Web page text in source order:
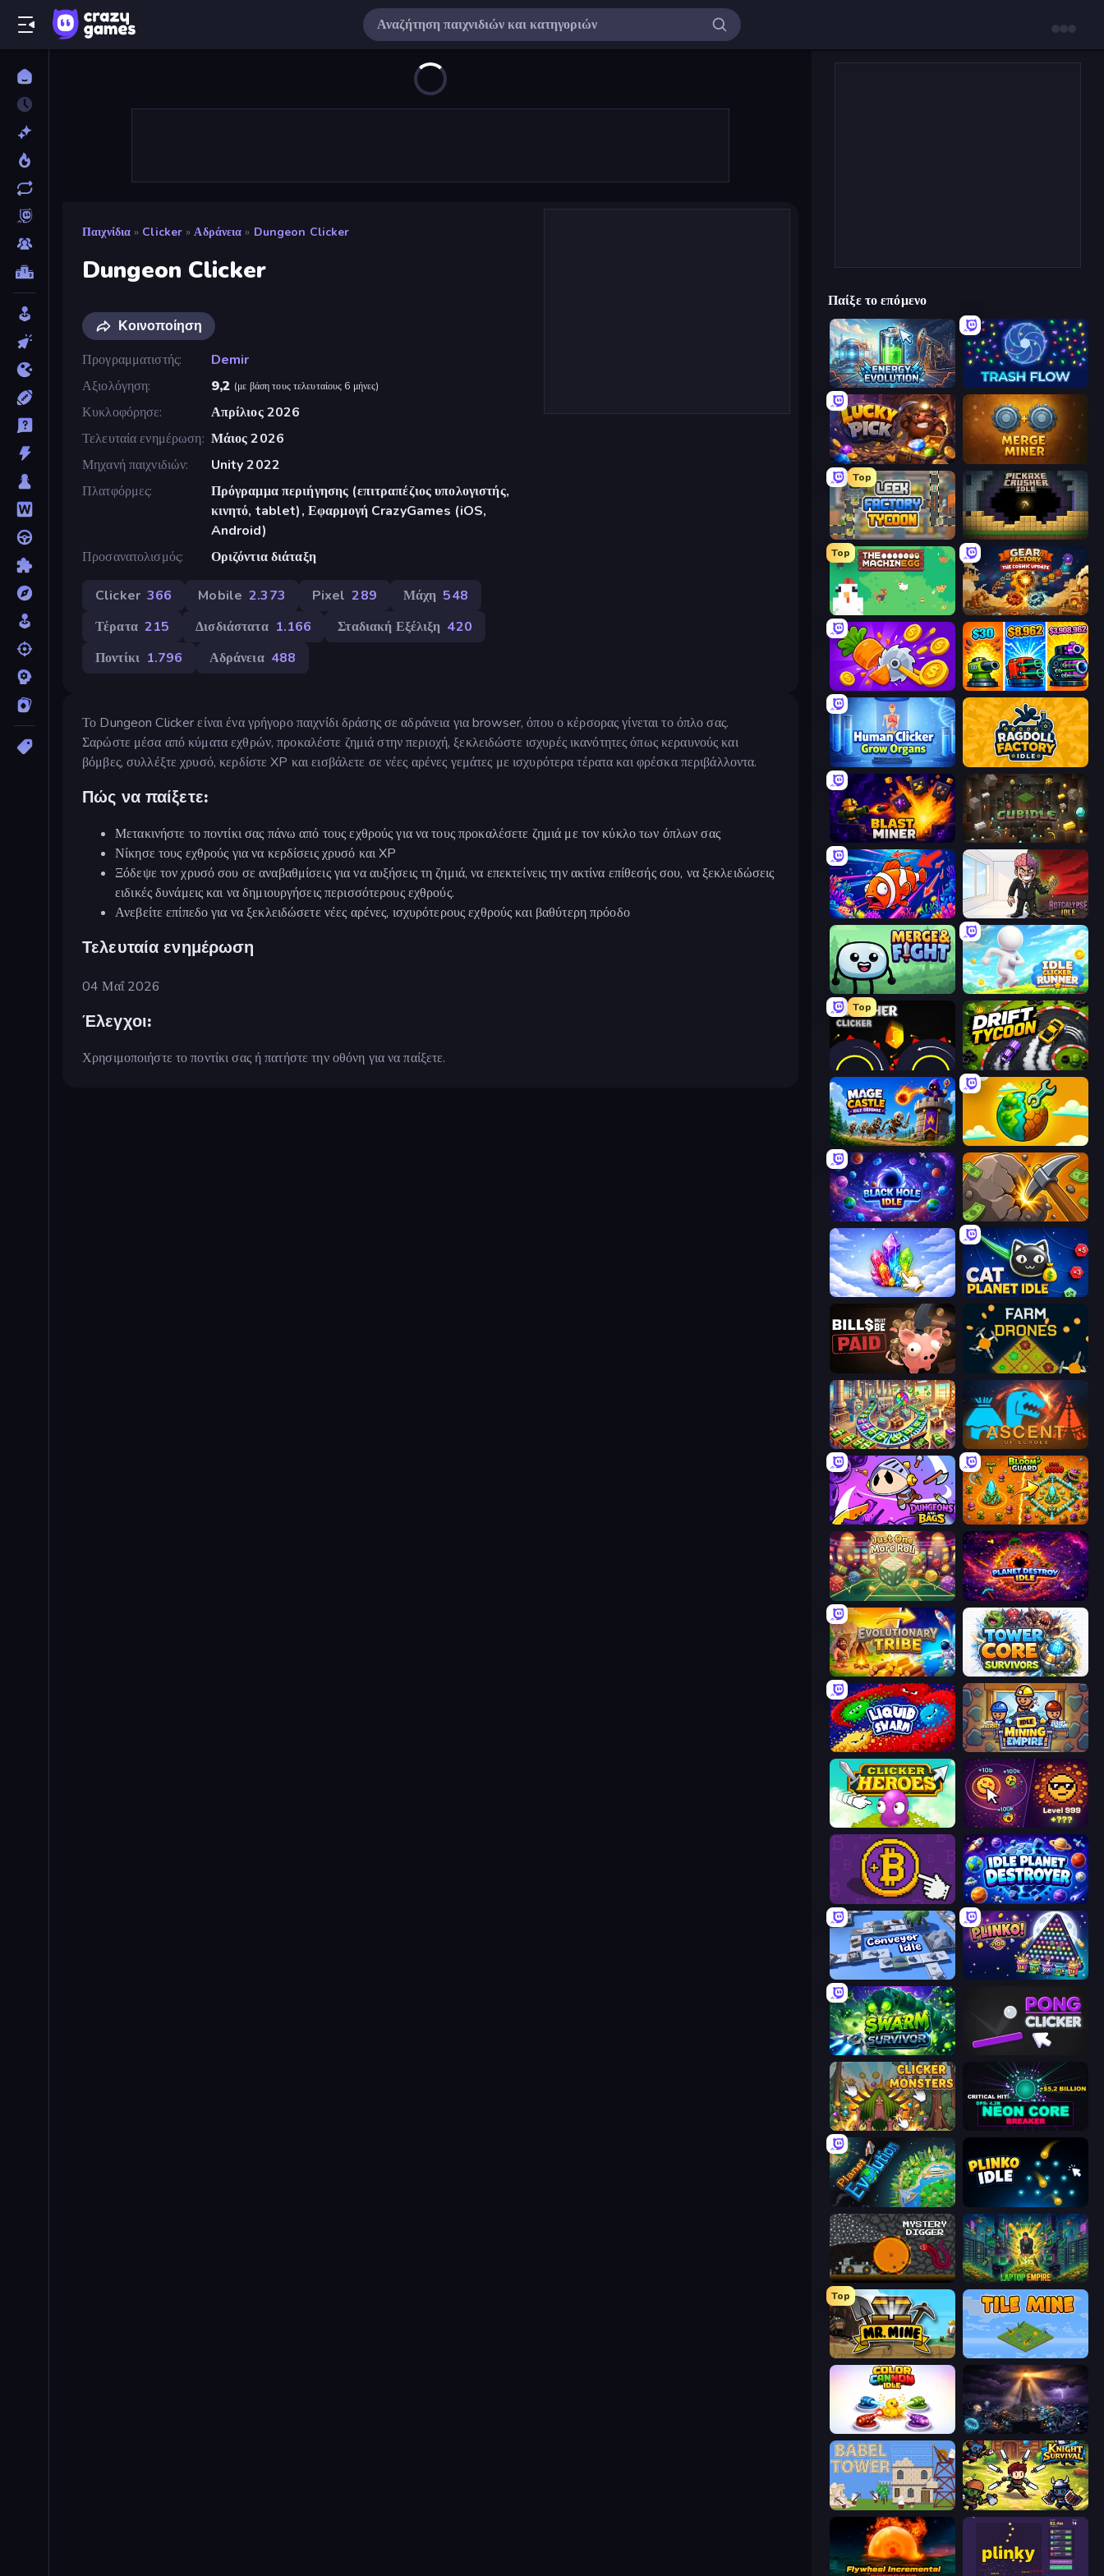
Παιχνίδια » Clicker » Αδράνεια » Dungeon Clicker
Dungeon Clicker
Κοινοποίηση
Προγραμματιστής
Demir
Αξιολόγηση
9,2 (με βάση τους τελευταίους 6 μήνες)
Κυκλοφόρησε
Απρίλιος 2026
Τελευταία ενημέρωση Μάιος 2026
Μηχανή παιχνιδιών
Unity 2022
Πλατφόρμες
Πρόγραμμα περιήγησης (επιτραπέζιος υπολογιστής,
κινητό, tablet), Εφαρμογή CrazyGames (iOS,
Android)
Προσανατολισμός
Οριζόντια διάταξη
Clicker 366 Mobile 2.373 Pixel 289 Μάχη 548
Τέρατα 215 Δισδιάστατα 1.166 Σταδιακή Εξέλιξη 420
Ποντίκι 1.796 Αδράνεια 488
Το Dungeon Clicker είναι ένα γρήγορο παιχνίδι δράσης σε αδράνεια για browser, όπου ο κέρσορας γίνεται το όπλο σας.
Σαρώστε μέσα από κύματα εχθρών, προκαλέστε ζημιά στην περιοχή, ξεκλειδώστε ισχυρές ικανότητες όπως κεραυνούς και
βόμβες, συλλέξτε χρυσό, κερδίστε XP και εισβάλετε σε νέες αρένες γεμάτες με ισχυρότερα τέρατα και φρέσκα περιβάλλοντα.
Πώς να παίξετε:
Μετακινήστε το ποντίκι σας πάνω από τους εχθρούς για να τους προκαλέσετε ζημιά με τον κύκλο των όπλων σας
Νίκησε τους εχθρούς για να κερδίσεις χρυσό και XP
Ξόδεψε τον χρυσό σου σε αναβαθμίσεις για να αυξήσεις τη ζημιά, να επεκτείνεις την ακτίνα επίθεσής σου, να ξεκλειδώσεις
ειδικές δυνάμεις και να δημιουργήσεις περισσότερους εχθρούς.
Ανεβείτε επίπεδο για να ξεκλειδώσετε νέες αρένες, ισχυρότερους εχθρούς και βαθύτερη πρόοδο
Τελευταία ενημέρωση
04 Μαΐ 2026
Έλεγχοι:
Χρησιμοποιήστε το ποντίκι σας ή πατήστε την οθόνη για να παίξετε.
Παίξε το επόμενο
Energy Evolution Trash Flow
Lucky Pick Merge Miner
Top
Leek Factory Tycoon Pickaxe Crusher Idle
Top
The MachinEGG Gear Factory
Farm Ring Idle Pumpkin Defense: Merge Cannon
Human Clicker: Grow Organs Ragdoll Factory Idle
Blast Miner Cubidle
Fish Catch Idle Rotcalypse: Idle Incremental
Merge & Fight Idle Clicker Runner
Top
Crusher Clicker Drift Tycoon
Mage Castle Idle Defense Land Explorers: Merge & Build
Black Hole Idle Mine Clicker
Crystalia Idle Clicker Cat Planet Idle
Bills Must Be Paid Farm Drones
Money Factory: Tycoon Idle Game Ascent of Echoes
Dungeons and Bags BloomGuard
Just One More Roll Planet Destroy Idle
Evolutionary Tribe Tower Core Survivors
Liquid Swarm Idle Mining Empire
Clicker Heroes Dominate All Shapes
Money Maker Idle Planet Destroyer
Conveyor Idle PLINKO!
Swarm Survivor Pong Clicker
Clicker Monsters Neon Core Breaker
Planet Evolution: Idle Clicker Plinko Idle
Mystery Digger Laptop Empire
Top
Mr. Mine Tile Mine
Color Cannon Idle The Last Lighthouse
Babel Tower Knight Survival